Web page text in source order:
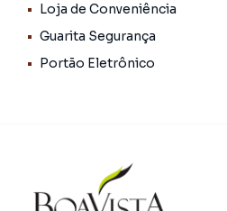
Piso em porcelanato
Iluminação embutida
Loja de Conveniência
Guarita Segurança
Portão Eletrônico